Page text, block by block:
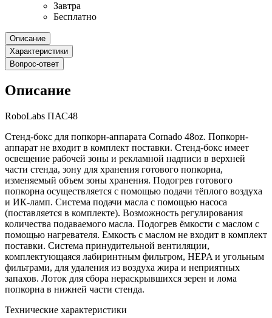
Завтра
Бесплатно
Описание
Характеристики
Вопрос-ответ
Описание
RoboLabs ПАС48
Стенд-бокс для попкорн-аппарата Cornado 48oz. Попкорн-
аппарат не входит в комплект поставки. Стенд-бокс имеет
освещение рабочей зоны и рекламной надписи в верхней
части стенда, зону для хранения готового попкорна,
изменяемый объем зоны хранения. Подогрев готового
попкорна осуществляется с помощью подачи тёплого воздуха
и ИК-ламп. Система подачи масла с помощью насоса
(поставляется в комплекте). Возможность регулирования
количества подаваемого масла. Подогрев ёмкости с маслом с
помощью нагревателя. Емкость с маслом не входит в комплект
поставки. Система принудительной вентиляции,
комплектующаяся лабиринтным фильтром, HEPA и угольным
фильтрами, для удаления из воздуха жира и неприятных
запахов. Лоток для сбора нераскрывшихся зерен и лома
попкорна в нижней части стенда.
Технические характеристики